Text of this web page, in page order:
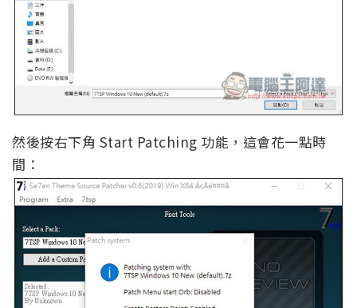
然後按右下角 Start Patching 功能，這會花一點時
間：